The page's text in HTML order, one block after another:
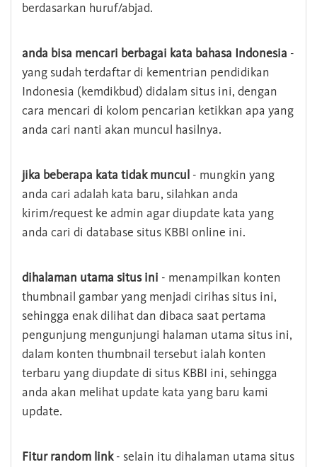
berdasarkan huruf/abjad.
anda bisa mencari berbagai kata bahasa Indonesia -
yang sudah terdaftar di kementrian pendidikan
Indonesia (kemdikbud) didalam situs ini, dengan
cara mencari di kolom pencarian ketikkan apa yang
anda cari nanti akan muncul hasilnya.
jika beberapa kata tidak muncul - mungkin yang
anda cari adalah kata baru, silahkan anda
kirim/request ke admin agar diupdate kata yang
anda cari di database situs KBBI online ini.
dihalaman utama situs ini - menampilkan konten
thumbnail gambar yang menjadi cirihas situs ini,
sehingga enak dilihat dan dibaca saat pertama
pengunjung mengunjungi halaman utama situs ini,
dalam konten thumbnail tersebut ialah konten
terbaru yang diupdate di situs KBBI ini, sehingga
anda akan melihat update kata yang baru kami
update.
Fitur random link- selain itu dihalaman utama situs